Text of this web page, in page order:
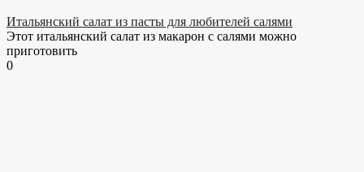
Итальянский салат из пасты для любителей салями
Этот итальянский салат из макарон с салями можно
приготовить
0